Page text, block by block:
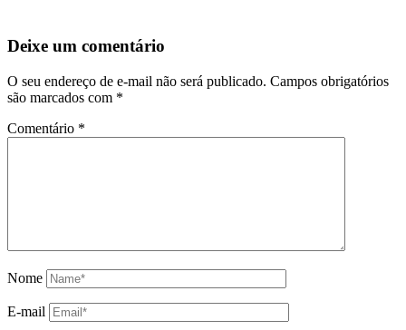
Deixe um comentário
O seu endereço de e-mail não será publicado. Campos obrigatórios
são marcados com *
Comentário *
Nome
E-mail